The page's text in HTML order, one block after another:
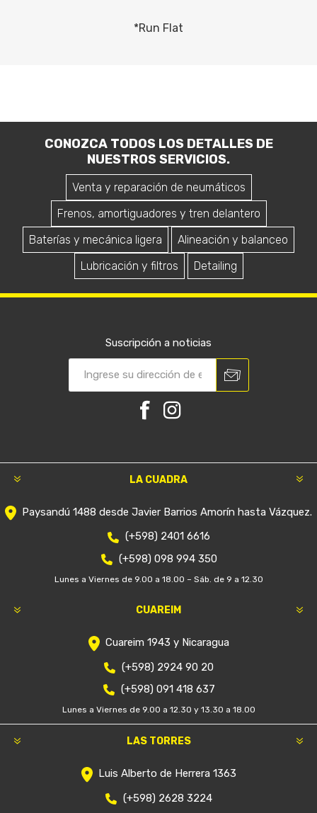
*Run Flat
CONOZCA TODOS LOS DETALLES DE
NUESTROS SERVICIOS.
Venta y reparación de neumáticos
Frenos, amortiguadores y tren delantero
Baterías y mecánica ligera
Alineación y balanceo
Lubricación y filtros
Detailing
Suscripción a noticias
LA CUADRA
Paysandú 1488 desde Javier Barrios Amorín hasta Vázquez.
(+598) 2401 6616
(+598) 098 994 350
Lunes a Viernes de 9.00 a 18.00 – Sáb. de 9 a 12.30
CUAREIM
Cuareim 1943 y Nicaragua
(+598) 2924 90 20
(+598) 091 418 637
Lunes a Viernes de 9.00 a 12.30 y 13.30 a 18.00
LAS TORRES
Luis Alberto de Herrera 1363
(+598) 2628 3224